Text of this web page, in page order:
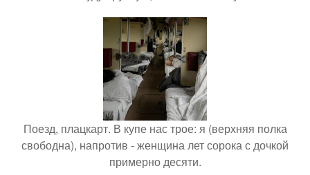
Поезд, плацкарт. В купе нас трое: я (верхняя полка
свободна), напротив - женщина лет сорока с дочкой
примерно десяти.